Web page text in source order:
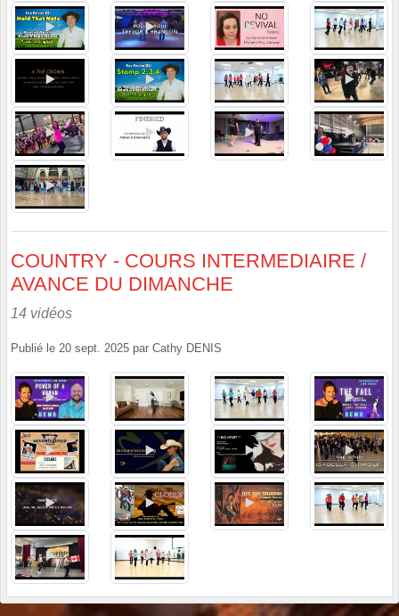
COUNTRY - COURS INTERMEDIAIRE /
AVANCE DU DIMANCHE
14 vidéos
Publié le 20 sept. 2025 par Cathy DENIS